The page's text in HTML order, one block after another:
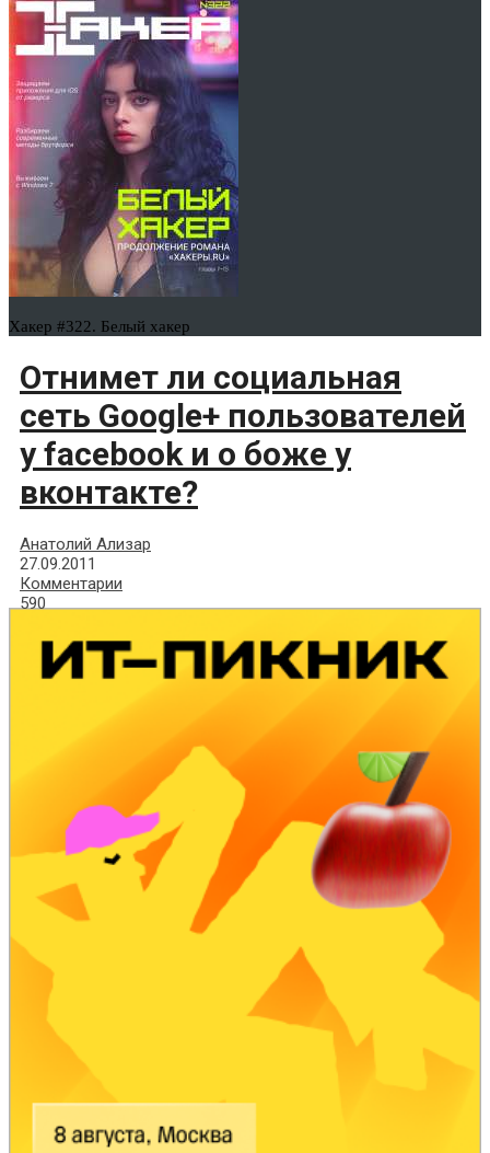
Хакер #322. Белый хакер
Отнимет ли социальная
сеть Google+ пользователей
у facebook и о боже у
вконтакте?
Анатолий Ализар
27.09.2011
Комментарии
590